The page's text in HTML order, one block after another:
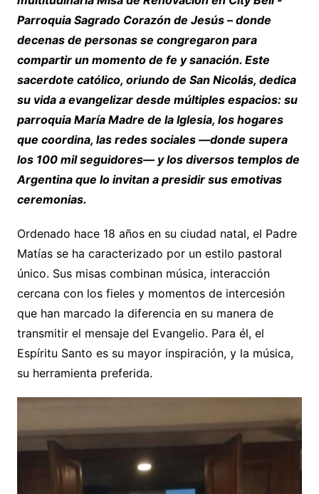
Parroquia Sagrado Corazón de Jesús – donde
decenas de personas se congregaron para
compartir un momento de fe y sanación. Este
sacerdote católico, oriundo de San Nicolás, dedica
su vida a evangelizar desde múltiples espacios: su
parroquia María Madre de la Iglesia, los hogares
que coordina, las redes sociales —donde supera
los 100 mil seguidores— y los diversos templos de
Argentina que lo invitan a presidir sus emotivas
ceremonias.
Ordenado hace 18 años en su ciudad natal, el Padre
Matías se ha caracterizado por un estilo pastoral
único. Sus misas combinan música, interacción
cercana con los fieles y momentos de intercesión
que han marcado la diferencia en su manera de
transmitir el mensaje del Evangelio. Para él, el
Espíritu Santo es su mayor inspiración, y la música,
su herramienta preferida.